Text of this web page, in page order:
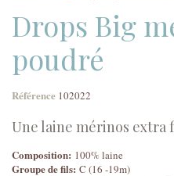
Drops Big
poudré
Référence 102022
Une laine mérinos extra
Composition: 100% laine
Groupe de fils: C (16 -19m)